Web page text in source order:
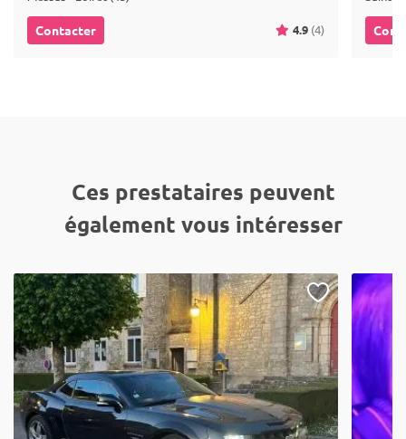
Contacter 4.9 (4)
Ces prestataires peuvent
également vous intéresser